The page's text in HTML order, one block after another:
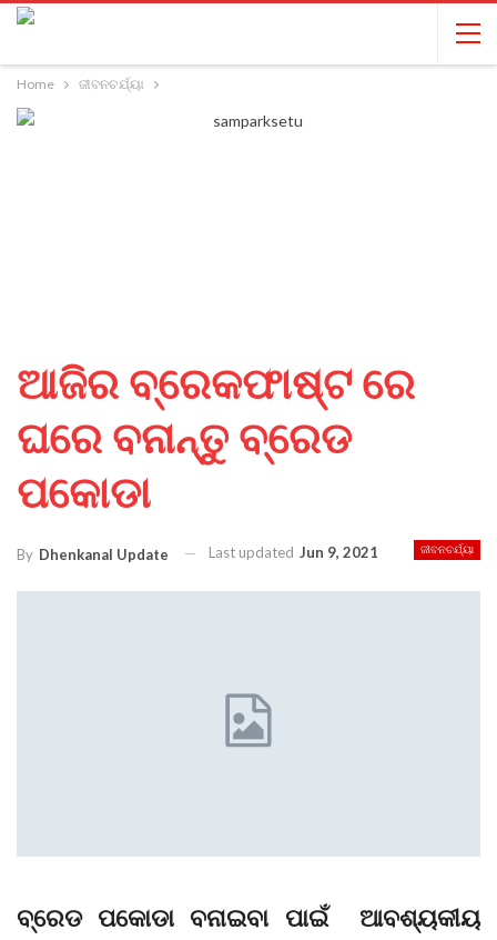
Home ଜୀବନଚର୍ଯ୍ୟା
ଆଜିର ବ୍ରେକଫାଷ୍ଟ ରେ
ଘରେ ବନାନ୍ତୁ ବ୍ରେଡ
ପକୋଡା
ଜୀବନଚର୍ଯ୍ୟା
By Dhenkanal Update Last updated Jun 9, 2021
ବ୍ରେଡ ପକୋଡା ବନାଇବା ପାଇଁ ଆବଶ୍ୟକୀୟ